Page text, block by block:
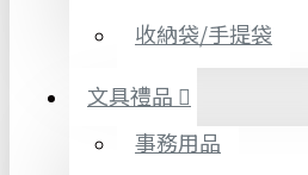
收納袋/手提袋
文具禮品
事務用品